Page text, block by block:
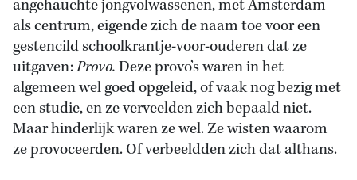
angehauchte jongvolwassenen, met Amsterdam
als centrum, eigende zich de naam toe voor een
gestencild schoolkrantje-voor-ouderen dat ze
uitgaven:Provo.Deze provo’s waren in het
algemeen wel goed opgeleid, of vaak nog bezig met
een studie, en ze verveelden zich bepaald niet.
Maar hinderlijk waren ze wel. Ze wisten waarom
ze provoceerden. Of verbeeldden zich dat althans.